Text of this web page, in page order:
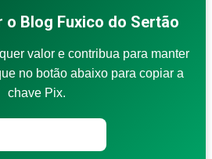
o Blog Fuxico do Sertão
valor e contribua para manter
no botão abaixo para copiar a
chave Pix.